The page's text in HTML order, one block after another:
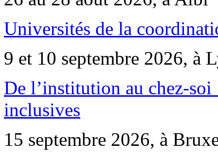
Universités de la
9 et 10 septembre 2026, à
De l’institution au chez-
inclusives
15 septembre 2026, à